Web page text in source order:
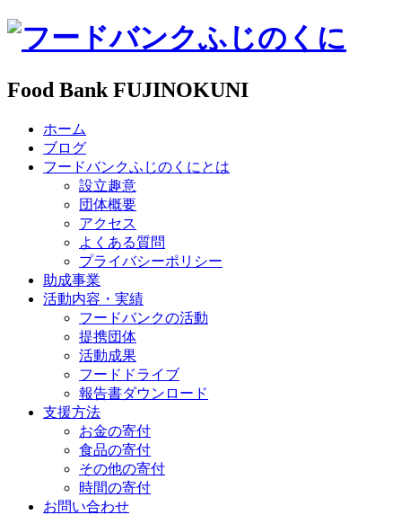
Food Bank FUJINOKUNI
ホーム
ブログ
フードバンクふじのくにとは
設立趣意
団体概要
アクセス
よくある質問
プライバシーポリシー
助成事業
活動内容・実績
フードバンクの活動
提携団体
活動成果
フードドライブ
報告書ダウンロード
支援方法
お金の寄付
食品の寄付
その他の寄付
時間の寄付
お問い合わせ